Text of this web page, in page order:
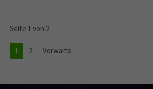
Seite 1 von 2
1 2 Vorwärts